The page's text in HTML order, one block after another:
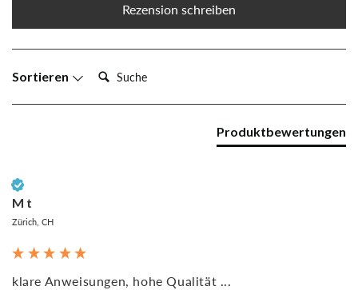
Rezension schreiben
Sortieren Suche:
Produktbewertungen
M t
Zürich, CH
klare Anweisungen, hohe Qualität ...